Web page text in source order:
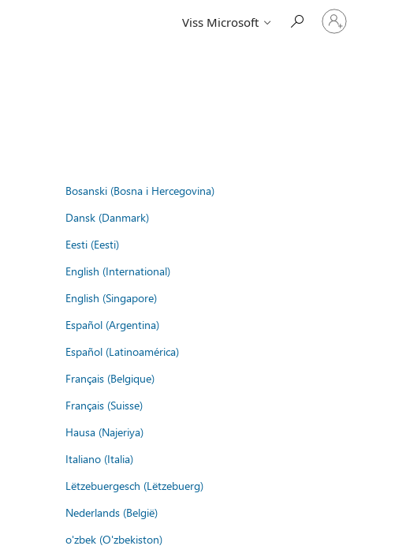
Viss Microsoft
Pierakstieties
savā
kontā
Bosanski (Bosna i Hercegovina)
Dansk (Danmark)
Eesti (Eesti)
English (International)
English (Singapore)
Español (Argentina)
Español (Latinoamérica)
Français (Belgique)
Français (Suisse)
Hausa (Najeriya)
Italiano (Italia)
Lëtzebuergesch (Lëtzebuerg)
Nederlands (België)
o'zbek (O'zbekiston)